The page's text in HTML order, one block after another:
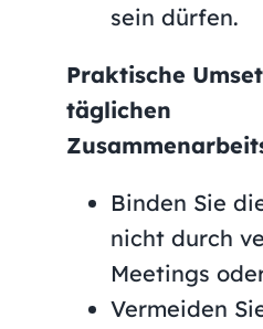
sein dürfen.
Praktische
täglichen
Binden Sie
nicht durch
Meetings
Vermeiden